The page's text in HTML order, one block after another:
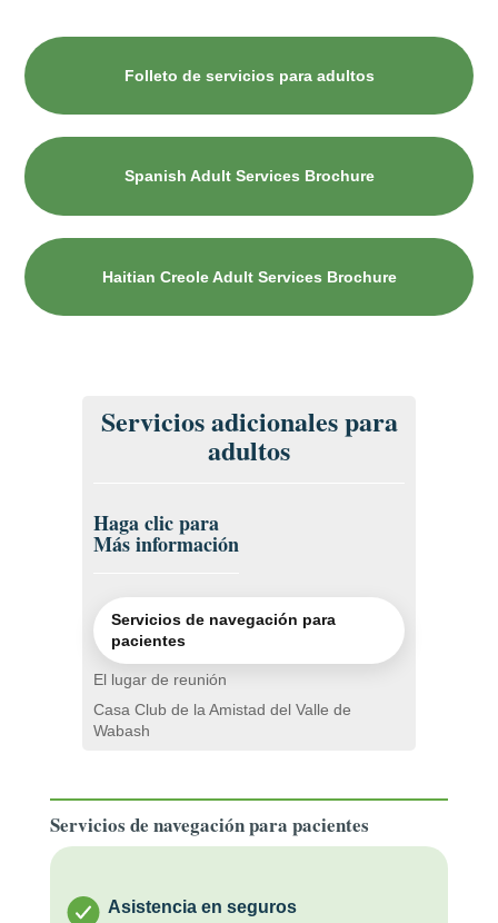
Folleto de servicios para adultos
Spanish Adult Services Brochure
Haitian Creole Adult Services Brochure
Servicios adicionales para
adultos
Haga clic para
Más información
Servicios de navegación para
pacientes
El lugar de reunión
Casa Club de la Amistad del Valle de
Wabash
Servicios de navegación para pacientes
Asistencia en seguros